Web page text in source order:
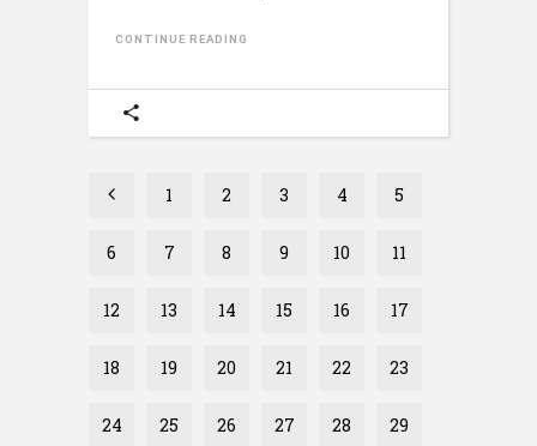
CONTINUE READING
1 2 3 4 5
6 7 8 9 10 11
12 13 14 15 16 17
18 19 20 21 22 23
24 25 26 27 28 29